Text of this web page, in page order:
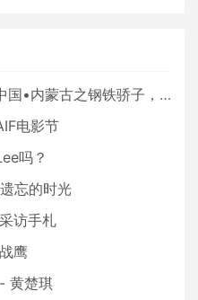
•内蒙古之钢铁骄子，魅力包头
电影节
吗？
忘的时光
访手札
鹰
黄楚琪